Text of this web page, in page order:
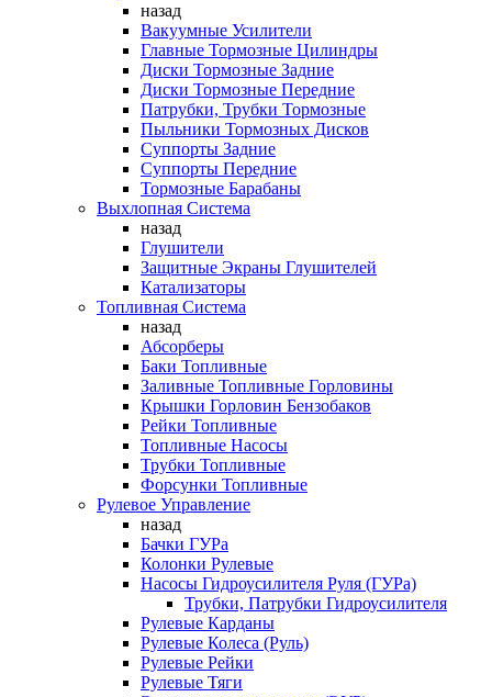
назад
Вакуумные Усилители
Главные Тормозные Цилиндры
Диски Тормозные Задние
Диски Тормозные Передние
Патрубки, Трубки Тормозные
Пыльники Тормозных Дисков
Суппорты Задние
Суппорты Передние
Тормозные Барабаны
Выхлопная Система
назад
Глушители
Защитные Экраны Глушителей
Катализаторы
Топливная Система
назад
Абсорберы
Баки Топливные
Заливные Топливные Горловины
Крышки Горловин Бензобаков
Рейки Топливные
Топливные Насосы
Трубки Топливные
Форсунки Топливные
Рулевое Управление
назад
Бачки ГУРа
Колонки Рулевые
Насосы Гидроусилителя Руля (ГУРа)
Трубки, Патрубки Гидроусилителя
Рулевые Карданы
Рулевые Колеса (Руль)
Рулевые Рейки
Рулевые Тяги